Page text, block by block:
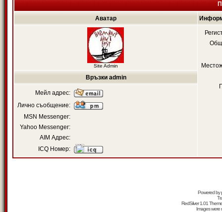
Аватар
Site Admin
Връзки admin
Мейл адрес:
Лично съобщение:
MSN Messenger:
Yahoo Messenger:
AIM Адрес:
ICQ Номер:
Powered by
RedSilver 1.01
Images were